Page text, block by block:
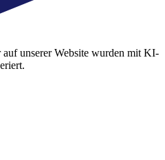
unserer Website wurden mit KI-